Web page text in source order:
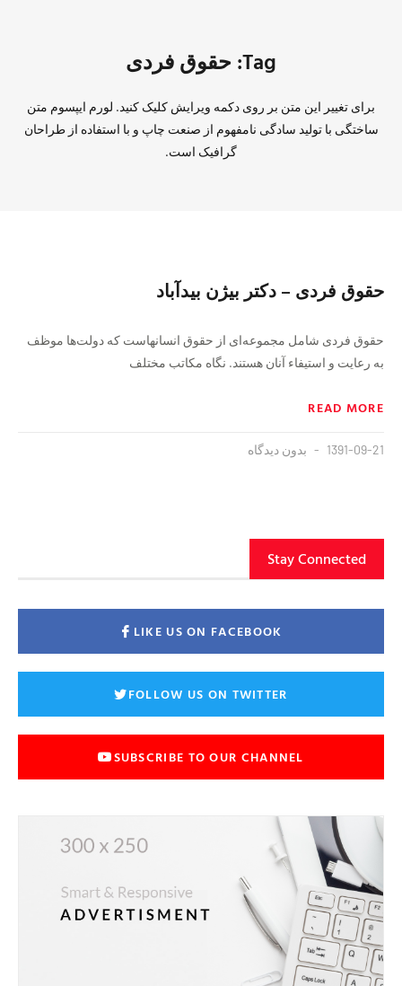
Tag: حقوق فردی
برای تغییر این متن بر روی دکمه ویرایش کلیک کنید. لورم ایپسوم متن
ساختگی با تولید سادگی نامفهوم از صنعت چاپ و با استفاده از طراحان
گرافیک است.
حقوق فردی – دکتر بیژن بیدآباد
‫ﺣﻘﻮق ﻓﺮدی ﺷﺎﻣﻞ ﻣﺠﻤﻮﻋﻪای از ﺣﻘﻮق اﻧﺴﺎﻧﻬﺎﺳﺖ ﻛﻪ دوﻟﺖﻫﺎ ﻣﻮﻇﻒ
ﺑﻪ رﻋﺎﻳﺖ و اﺳﺘﻴﻔﺎء آﻧﺎن ﻫﺴﺘﻨﺪ. ﻧﮕﺎه ﻣﻜﺎﺗﺐ ﻣﺨﺘﻠﻒ
READ MORE
1391-09-21 بدون دیدگاه
Stay Connected
LIKE US ON FACEBOOK
FOLLOW US ON TWITTER
SUBSCRIBE TO OUR CHANNEL